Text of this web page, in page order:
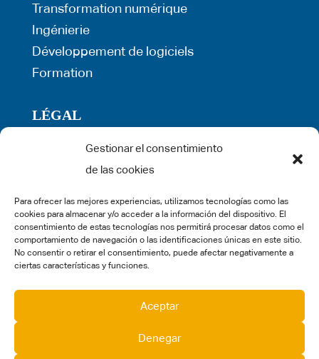
Gestionar el consentimiento
de las cookies
Para ofrecer las mejores experiencias, utilizamos tecnologías como las
cookies para almacenar y/o acceder a la información del dispositivo. El
consentimiento de estas tecnologías nos permitirá procesar datos como el
comportamiento de navegación o las identificaciones únicas en este sitio.
No consentir o retirar el consentimiento, puede afectar negativamente a
ciertas características y funciones.
Aceptar
Denegar
Transformation numérique
Ingénierie
Développement de logiciels
Formation
LÉGAL
Politique de confidentialité
Conditions générales d’utilisation
Politique de cookies
Mentions légales
Réclamation